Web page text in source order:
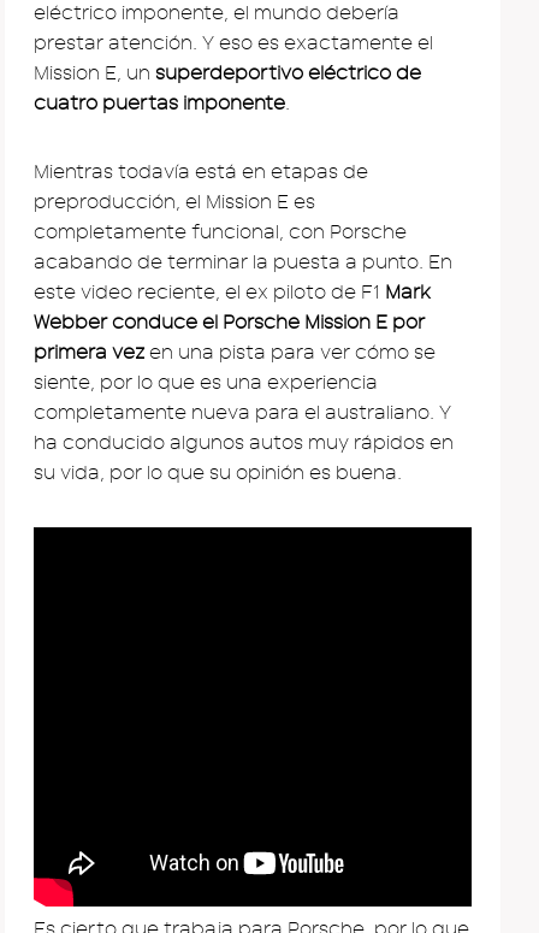
eléctrico imponente, el mundo debería
prestar atención. Y eso es exactamente el
Mission E, un superdeportivo eléctrico de
cuatro puertas imponente.
Mientras todavía está en etapas de
preproducción, el Mission E es
completamente funcional, con Porsche
acabando de terminar la puesta a punto. En
este video reciente, el ex piloto de F1 Mark
Webber conduce el Porsche Mission E por
primera vez en una pista para ver cómo se
siente, por lo que es una experiencia
completamente nueva para el australiano. Y
ha conducido algunos autos muy rápidos en
su vida, por lo que su opinión es buena.